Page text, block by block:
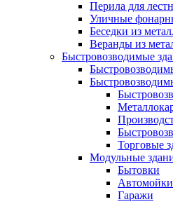
Перила для
Уличные
Беседки из
Веранды из
Быстровозводимые
Торговые
Модульные
Бытовки
Автомойки
Гаражи